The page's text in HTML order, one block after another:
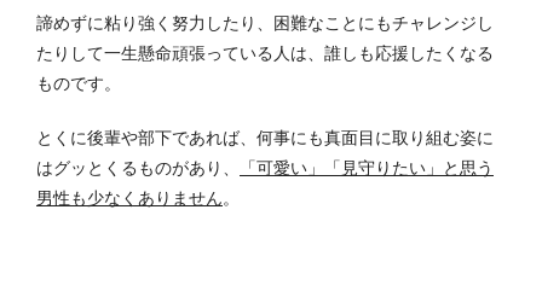
諦めずに粘り強く努力したり、困難なことにもチャレンジし
たりして一生懸命頑張っている人は、誰しも応援したくなる
ものです。
とくに後輩や部下であれば、何事にも真面目に取り組む姿に
はグッとくるものがあり、
「可愛い」「見守りたい」と思う
男性も少なくありません。